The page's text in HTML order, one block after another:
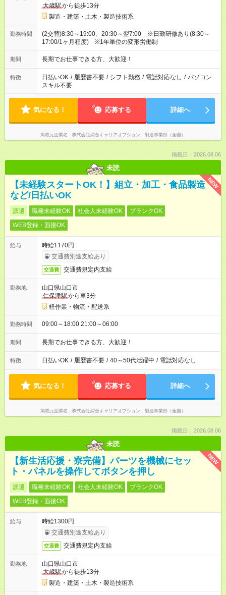
大歳駅から徒歩13分
製造・建築・土木・製造技術系
勤務時間
(2交替)8:30～19:00、20:30～翌7:00 ※日勤研修あり(8:30～
17:00/1ヶ月程度) ※1年単位の変形労働制
期間 長期でお仕事できる方、大歓迎！
特徴 日払いOK / 履歴書不要 / シフト勤務 / 電話対応なし / パソコン
スキル不要
気になる！ 応募する 詳細へ
掲載元企業名 株式会社綜合キャリアオプション 製造事業部（全国）
掲載日：2026.08.06
未読
NEW
【未経験スタートOK！】組立・加工・食品製造
など/日払いOK
派遣 職種未経験OK 社会人未経験OK
ブランクOK
WEB登録・面接OK
給与
時給1170円
交通費別途支給あり
交通費 交通費規定内支給
勤務地
山口県山口市
仁保津駅から車3分
軽作業・物流・配送系
勤務時間 09:00～18:00 21:00～06:00
期間 長期でお仕事できる方、大歓迎！
特徴 日払いOK / 履歴書不要 / 40～50代活躍中 / 電話対応なし
気になる！ 応募する 詳細へ
掲載元企業名 株式会社綜合キャリアオプション 製造事業部（全国）
掲載日：2026.08.06
未読
NEW
【新生活応援・寮完備】パーツを機械にセッ
ト・パネルを操作してボタンを押し
派遣 職種未経験OK 社会人未経験OK
ブランクOK
WEB登録・面接OK
給与
時給1300円
交通費別途支給あり
交通費 交通費規定内支給
勤務地
山口県山口市
大歳駅から徒歩13分
製造・建築・土木・製造技術系